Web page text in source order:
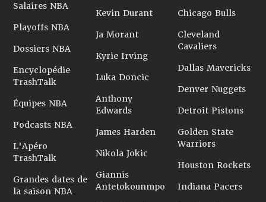
Salaires NBA
Playoffs NBA
Dossiers NBA
Encyclopédie
TrashTalk
Équipes NBA
Podcasts NBA
L'Apéro
TrashTalk
Grandes dates de
la saison NBA
Kevin Durant
Ja Morant
Kyrie Irving
Luka Doncic
Anthony
Edwards
James Harden
Nikola Jokic
Giannis
Antetokounmpo
Chicago Bulls
Cleveland
Cavaliers
Dallas Mavericks
Denver Nuggets
Detroit Pistons
Golden State
Warriors
Houston Rockets
Indiana Pacers